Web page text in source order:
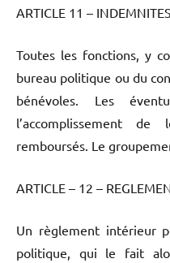
ARTICLE 11 –
Toutes les fonctions, y
bureau politique ou du
bénévoles. Les
l’accomplissement
remboursés. Le
ARTICLE – 12 –
Un règlement intérieur
politique, qui le fait